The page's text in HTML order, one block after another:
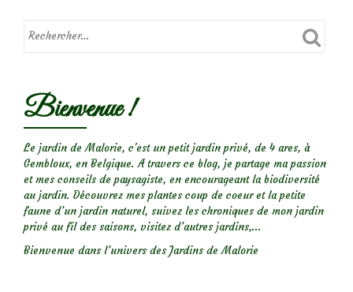
le
Bienvenue !
Le jardin de Malorie, c'est un petit jardin privé, de 4 ares, à
Gembloux, en Belgique. A travers ce blog, je partage ma passion
et mes conseils de paysagiste, en encourageant la biodiversité
au jardin. Découvrez mes plantes coup de coeur et la petite
faune d’un jardin naturel, suivez les chroniques de mon jardin
privé au fil des saisons, visitez d’autres jardins,...
Bienvenue dans l’univers des Jardins de Malorie